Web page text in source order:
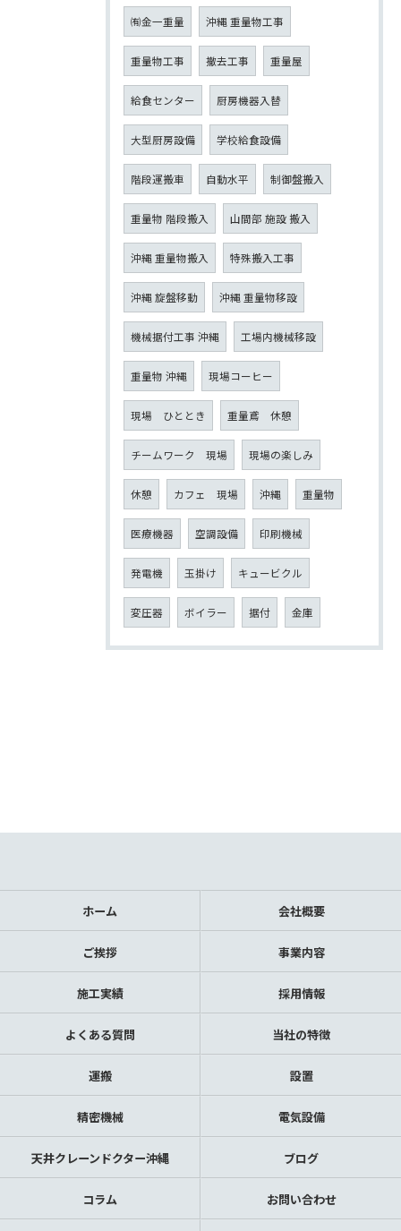
㈲金一重量 沖縄 重量物工事
重量物工事 撤去工事 重量屋
給食センター 厨房機器入替
大型厨房設備 学校給食設備
階段運搬車 自動水平 制御盤搬入
重量物 階段搬入 山間部 施設 搬入
沖縄 重量物搬入 特殊搬入工事
沖縄 旋盤移動 沖縄 重量物移設
機械据付工事 沖縄 工場内機械移設
重量物 沖縄 現場コーヒー
現場 ひととき 重量鳶 休憩
チームワーク 現場 現場の楽しみ
休憩 カフェ 現場 沖縄 重量物
医療機器 空調設備 印刷機械
発電機 玉掛け キュービクル
変圧器 ボイラー 据付 金庫
ホーム 会社概要
ご挨拶 事業内容
施工実績 採用情報
よくある質問 当社の特徴
運搬 設置
精密機械 電気設備
天井クレーンドクター沖縄 ブログ
コラム お問い合わせ